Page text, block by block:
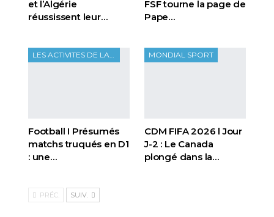
et l’Algérie
réussissent leur…
FSF tourne la page de
Pape…
Football I Présumés
matchs truqués en D1
: une…
MONDIAL SPORT
CDM FIFA 2026 l Jour
J-2 : Le Canada
plongé dans la…
PRÉC. SUIV.